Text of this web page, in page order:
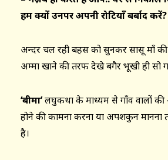
हम क्यों उनपर अपनी रोटियाँ बर्बाद करें?
अन्दर चल रही बहस को सुनकर सासू माँ
अम्मा खाने की तरफ देखे बगैर भूखी ही सो
‘बीमा’लघुकथा के माध्यम से गाँव वालों की
होने की कामना करना या अपशकुन मानना
है।